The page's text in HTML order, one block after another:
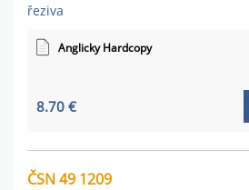
řeziva
Anglicky Hardcopy
8.70 €
ČSN 49 1209